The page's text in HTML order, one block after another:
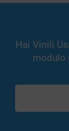
Hai Vinili
modulo